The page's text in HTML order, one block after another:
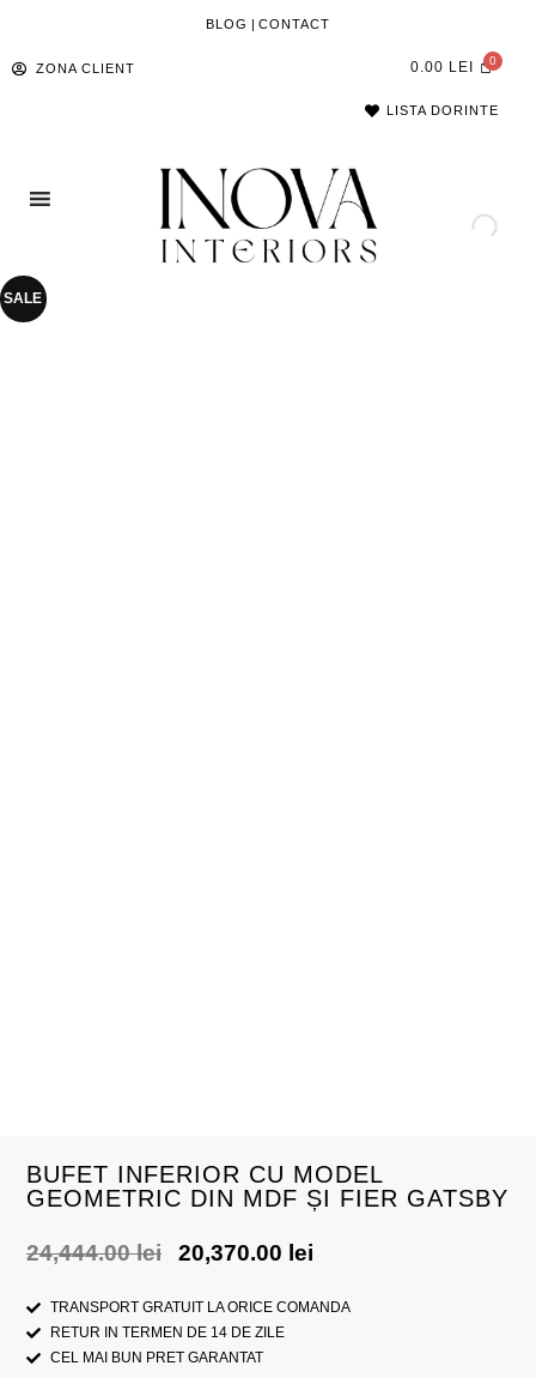
BLOG | CONTACT
ZONA CLIENT 0.00 LEI
LISTA DORINTE
SALE
BUFET INFERIOR CU MODEL
GEOMETRIC DIN MDF ȘI FIER GATSBY
24,444.00lei 20,370.00 lei
TRANSPORT GRATUIT LA ORICE COMANDA
RETUR IN TERMEN DE 14 DE ZILE
CEL MAI BUN PRET GARANTAT